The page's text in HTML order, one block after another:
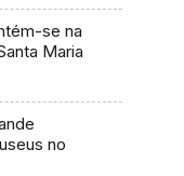
se na
Maria
no